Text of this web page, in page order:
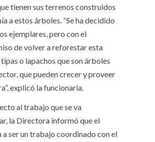
tienen sus terrenos construidos
a estos árboles. “Se ha decidido
ejemplares, pero con el
de volver a reforestar esta
o lapachos que son árboles
que pueden crecer y proveer
explicó la funcionaria.
al trabajo que se va
la Directora informó que el
a ser un trabajo coordinado con el